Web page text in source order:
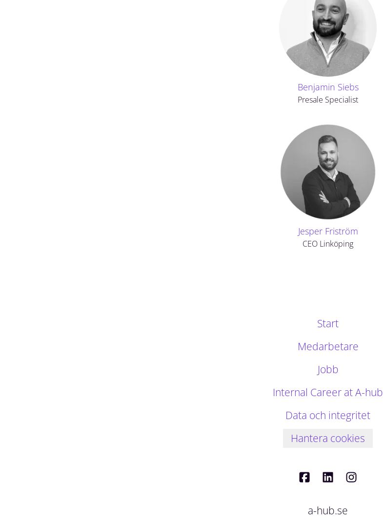
Benjamin Siebs
Presale Specialist
Jesper Friström
CEO Linköping
Start
Medarbetare
Jobb
Internal Career at A-hub
Data och integritet
Hantera cookies
a-hub.se